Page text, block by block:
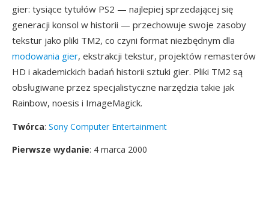
gier: tysiące tytułów PS2 — najlepiej sprzedającej się
generacji konsol w historii — przechowuje swoje zasoby
tekstur jako pliki TM2, co czyni format niezbędnym dla
modowania gier, ekstrakcji tekstur, projektów remasterów
HD i akademickich badań historii sztuki gier. Pliki TM2 są
obsługiwane przez specjalistyczne narzędzia takie jak
Rainbow, noesis i ImageMagick.
Twórca: Sony Computer Entertainment
Pierwsze wydanie: 4 marca 2000